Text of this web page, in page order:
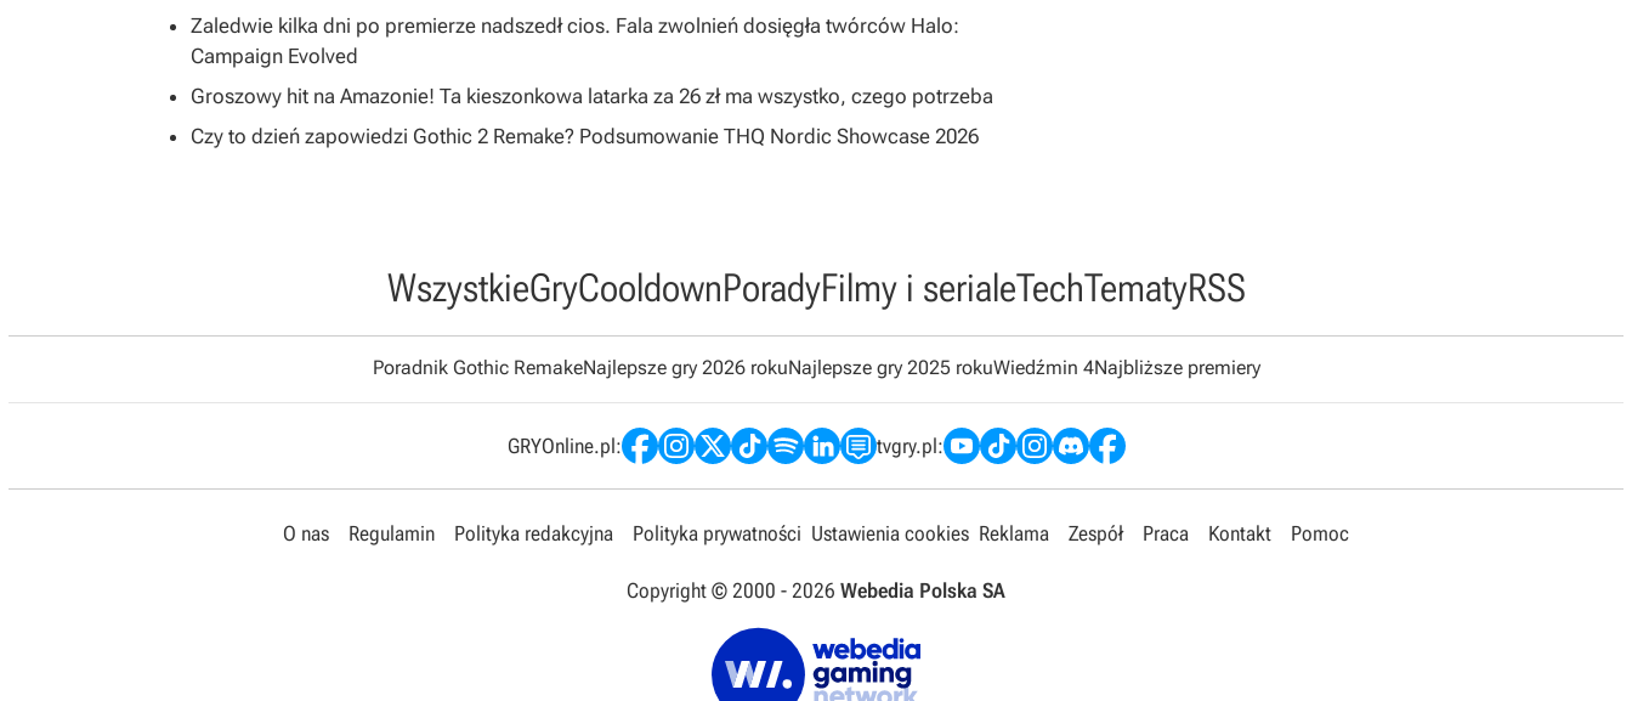
Zaledwie kilka dni po premierze nadszedł cios. Fala zwolnień dosięgła twórców Halo:
Campaign Evolved
Groszowy hit na Amazonie! Ta kieszonkowa latarka za 26 zł ma wszystko, czego potrzeba
Czy to dzień zapowiedzi Gothic 2 Remake? Podsumowanie THQ Nordic Showcase 2026
WszystkieGryCooldownPoradyFilmy i serialeTechTematyRSS
Poradnik Gothic RemakeNajlepsze gry 2026 rokuNajlepsze gry 2025 rokuWiedźmin 4Najbliższe premiery
GRYOnline.pl: tvgry.pl:
O nas Regulamin Polityka redakcyjna Polityka prywatności Ustawienia cookies Reklama Zespół Praca Kontakt Pomoc
Copyright © 2000 - 2026 Webedia Polska SA